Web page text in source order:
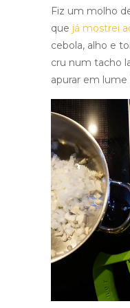
Fiz um molho
que já mostrei
cebola, alho e
cru num tacho
apurar em lume